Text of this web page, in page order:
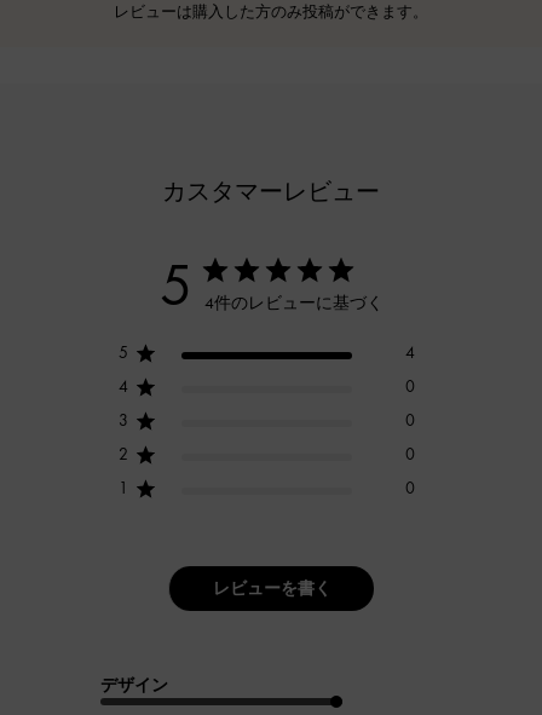
レビューは購入した方のみ投稿ができます。
カスタマーレビュー
5 4件のレビューに基づく
5
4
4
0
3
0
2
0
1
0
レビューを書く
デザイン